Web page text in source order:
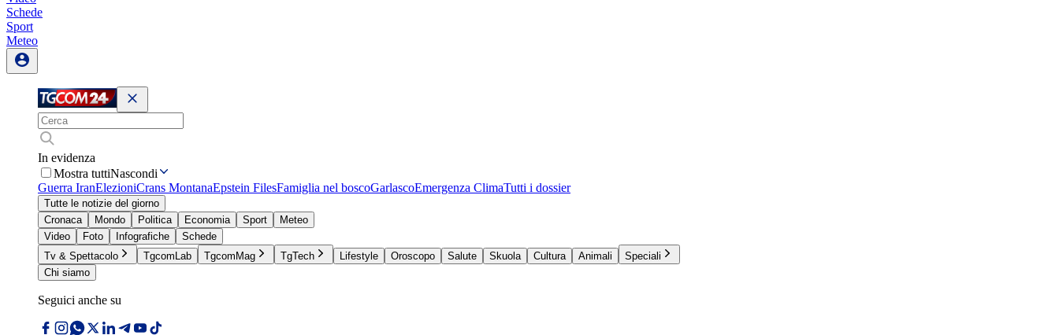
Schede
Sport
Meteo
In evidenza
Mostra tuttiNascondi
Guerra IranElezioniCrans MontanaEpstein FilesFamiglia nel boscoGarlascoEmergenza ClimaTutti i dossier
Tutte le notizie del giorno
Cronaca
Mondo Politica Economia Sport
Meteo
Video
Foto Infografiche
Schede
Tv & Spettacolo
TgcomLab TgcomMag TgTech Lifestyle Oroscopo Salute Skuola Cultura Animali
Speciali
Chi siamo
Seguici anche su